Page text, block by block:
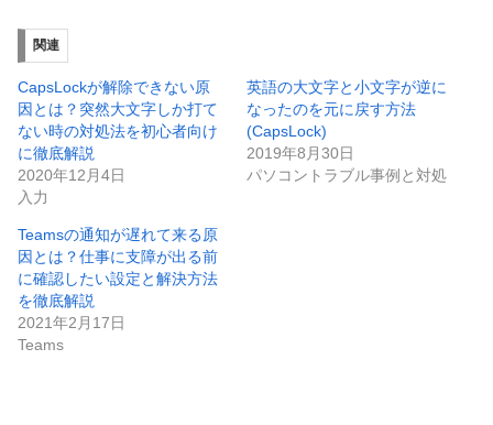
関連
CapsLockが解除できない原
因とは？突然大文字しか打て
ない時の対処法を初心者向け
に徹底解説
2020年12月4日
入力
英語の大文字と小文字が逆に
なったのを元に戻す方法
(CapsLock)
2019年8月30日
パソコントラブル事例と対処
Teamsの通知が遅れて来る原
因とは？仕事に支障が出る前
に確認したい設定と解決方法
を徹底解説
2021年2月17日
Teams